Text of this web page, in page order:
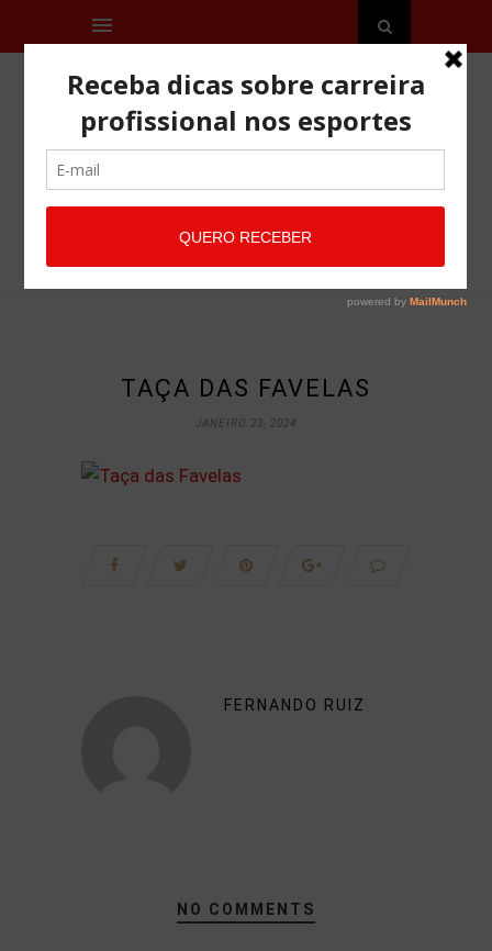
TAÇA DAS FAVELAS
JANEIRO 23, 2024
FERNANDO RUIZ
NO COMMENTS